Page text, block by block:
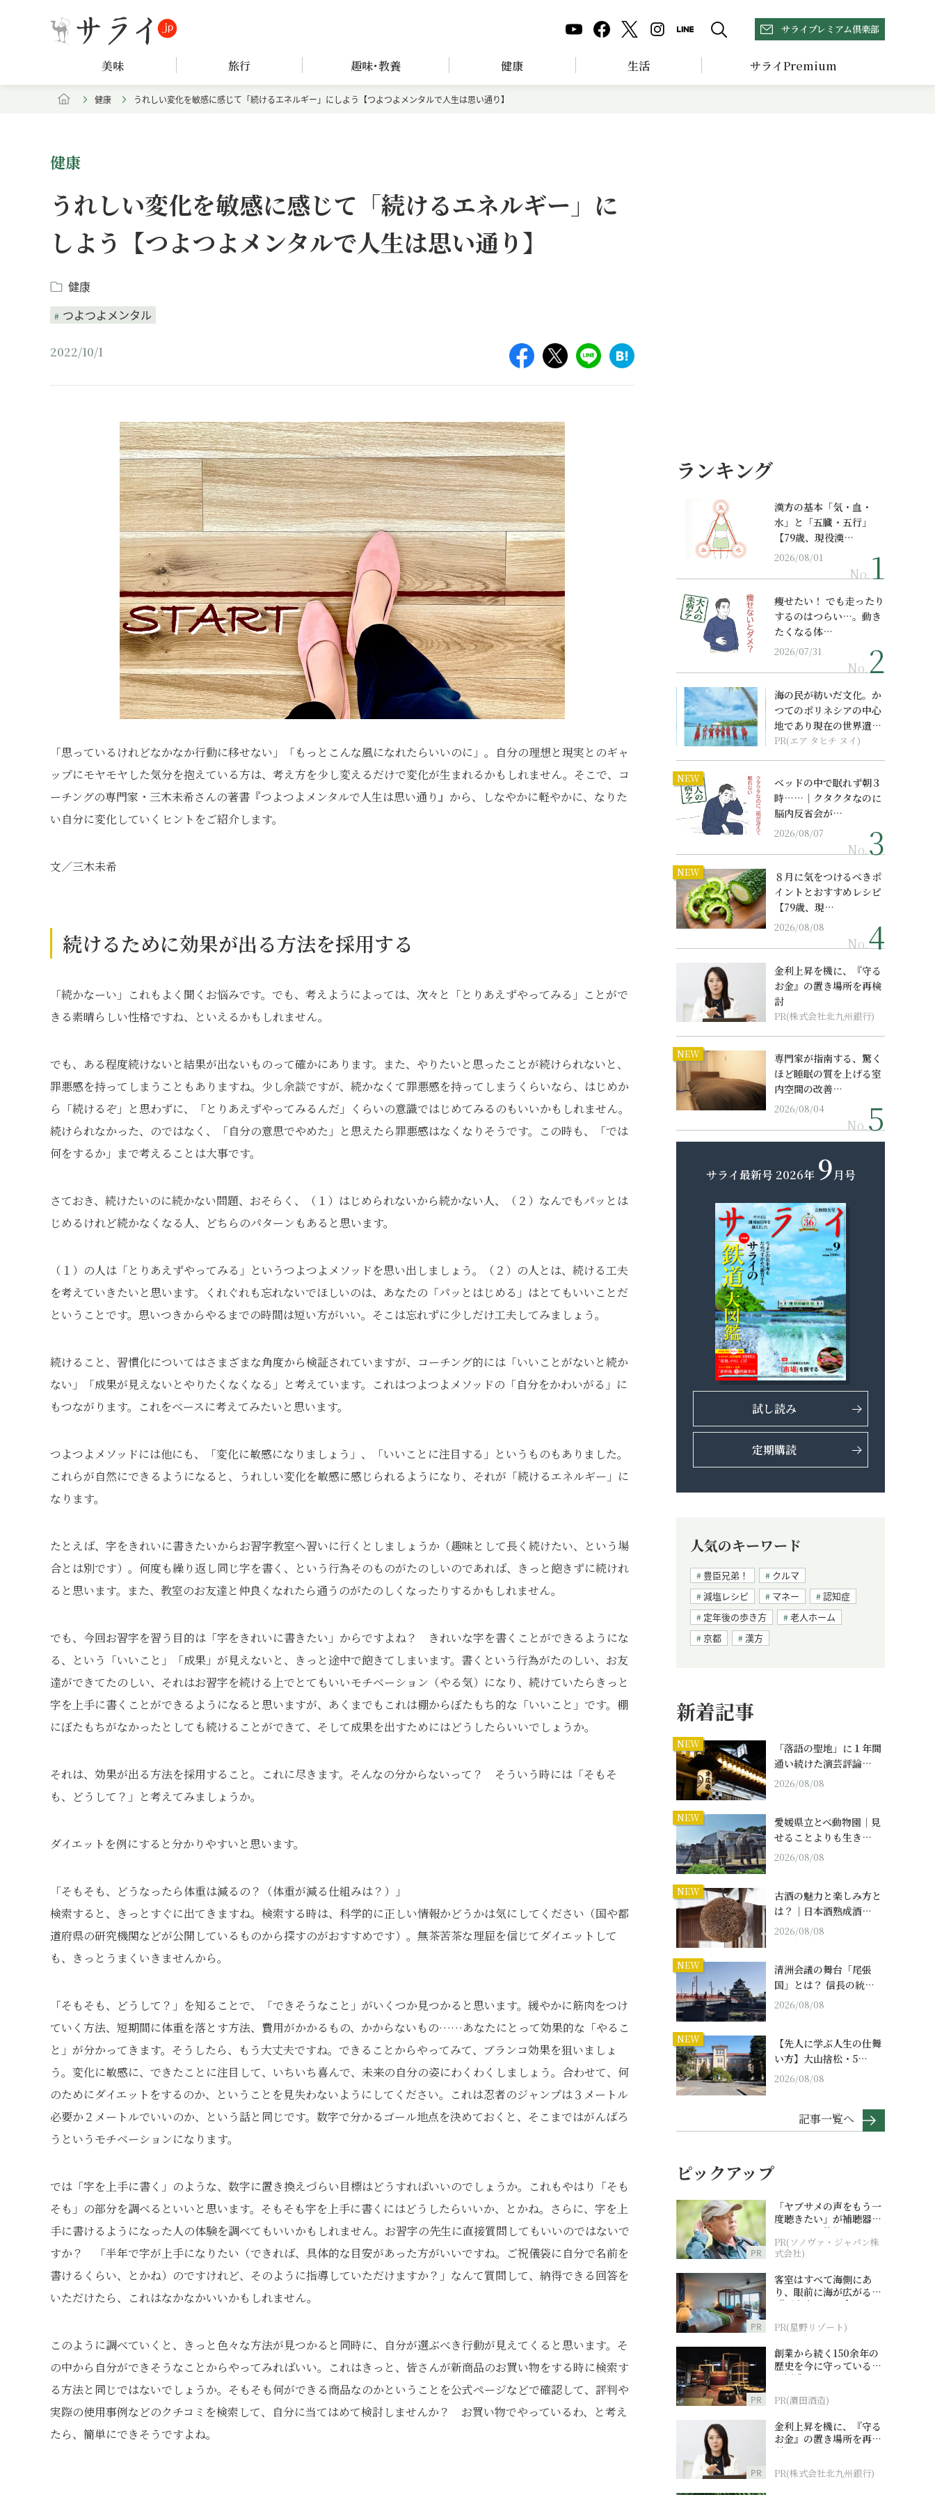
サライプレミアム倶楽部
美味 旅行 趣味･教養 健康 生活 サライPremium
健康 うれしい変化を敏感に感じて「続けるエネルギー」にしよう【つよつよメンタルで人生は思い通り】
健康
うれしい変化を敏感に感じて「続けるエネルギー」に
しよう【つよつよメンタルで人生は思い通り】
健康
つよつよメンタル
2022/10/1
「思っているけれどなかなか行動に移せない」「もっとこんな風になれたらいいのに」。自分の理想と現実とのギャ
ップにモヤモヤした気分を抱えている方は、考え方を少し変えるだけで変化が生まれるかもしれません。そこで、コ
ーチングの専門家・三木未希さんの著書『つよつよメンタルで人生は思い通り』から、しなやかに軽やかに、なりた
い自分に変化していくヒントをご紹介します。
文／三木未希
続けるために効果が出る方法を採用する
「続かなーい」これもよく聞くお悩みです。でも、考えようによっては、次々と「とりあえずやってみる」ことがで
きる素晴らしい性格ですね、といえるかもしれません。
でも、ある程度続けないと結果が出ないものって確かにあります。また、やりたいと思ったことが続けられないと、
罪悪感を持ってしまうこともありますね。少し余談ですが、続かなくて罪悪感を持ってしまうくらいなら、はじめか
ら「続けるぞ」と思わずに、「とりあえずやってみるんだ」くらいの意識ではじめてみるのもいいかもしれません。
続けられなかった、のではなく、「自分の意思でやめた」と思えたら罪悪感はなくなりそうです。この時も、「では
何をするか」まで考えることは大事です。
さておき、続けたいのに続かない問題、おそらく、（１）はじめられないから続かない人、（２）なんでもパッとは
じめるけれど続かなくなる人、どちらのパターンもあると思います。
（１）の人は「とりあえずやってみる」というつよつよメソッドを思い出しましょう。（２）の人とは、続ける工夫
を考えていきたいと思います。くれぐれも忘れないでほしいのは、あなたの「パッとはじめる」はとてもいいことだ
ということです。思いつきからやるまでの時間は短い方がいい。そこは忘れずに少しだけ工夫してみましょう。
続けること、習慣化についてはさまざまな角度から検証されていますが、コーチング的には「いいことがないと続か
ない」「成果が見えないとやりたくなくなる」と考えています。これはつよつよメソッドの「自分をかわいがる」に
もつながります。これをベースに考えてみたいと思います。
つよつよメソッドには他にも、「変化に敏感になりましょう」、「いいことに注目する」というものもありました。
これらが自然にできるようになると、うれしい変化を敏感に感じられるようになり、それが「続けるエネルギー」に
なります。
たとえば、字をきれいに書きたいからお習字教室へ習いに行くとしましょうか（趣味として長く続けたい、という場
合とは別です）。何度も繰り返し同じ字を書く、という行為そのものがたのしいのであれば、きっと飽きずに続けれ
ると思います。また、教室のお友達と仲良くなれたら通うのがたのしくなったりするかもしれません。
でも、今回お習字を習う目的は「字をきれいに書きたい」からですよね？ きれいな字を書くことができるようにな
る、という「いいこと」「成果」が見えないと、きっと途中で飽きてしまいます。書くという行為がたのしい、お友
達ができてたのしい、それはお習字を続ける上でとてもいいモチベーション（やる気）になり、続けていたらきっと
字を上手に書くことができるようになると思いますが、あくまでもこれは棚からぼたもち的な「いいこと」です。棚
にぼたもちがなかったとしても続けることができて、そして成果を出すためにはどうしたらいいでしょうか。
それは、効果が出る方法を採用すること。これに尽きます。そんなの分からないって？ そういう時には「そもそ
も、どうして？」と考えてみましょうか。
ダイエットを例にすると分かりやすいと思います。
「そもそも、どうなったら体重は減るの？（体重が減る仕組みは？）」
検索すると、きっとすぐに出てきますね。検索する時は、科学的に正しい情報かどうかは気にしてください（国や都
道府県の研究機関などが公開しているものから探すのがおすすめです）。無茶苦茶な理屈を信じてダイエットして
も、きっとうまくいきませんから。
「そもそも、どうして？」を知ることで、「できそうなこと」がいくつか見つかると思います。緩やかに筋肉をつけ
ていく方法、短期間に体重を落とす方法、費用がかかるもの、かからないもの……あなたにとって効果的な「やるこ
と」が分かってきます。そうしたら、もう大丈夫ですね。できることからやってみて、ブランコ効果を狙いましょ
う。変化に敏感に、できたことに注目して、いちいち喜んで、未来の自分の姿にわくわくしましょう。合わせて、何
のためにダイエットをするのか、ということを見失わないようにしてください。これは忍者のジャンプは３メートル
必要か２メートルでいいのか、という話と同じです。数字で分かるゴール地点を決めておくと、そこまではがんばろ
うというモチベーションになります。
では「字を上手に書く」のような、数字に置き換えづらい目標はどうすればいいのでしょうか。これもやはり「そも
そも」の部分を調べるといいと思います。そもそも字を上手に書くにはどうしたらいいか、とかね。さらに、字を上
手に書けるようになった人の体験を調べてもいいかもしれません。お習字の先生に直接質問してもいいのではないで
すか？ 「半年で字が上手になりたい（できれば、具体的な目安があった方がいいですね。ご祝儀袋に自分で名前を
書けるくらい、とかね）のですけれど、そのように指導していただけますか？」なんて質問して、納得できる回答を
いただけたら、これはなかなかいいかもしれません。
このように調べていくと、きっと色々な方法が見つかると同時に、自分が選ぶべき行動が見えてくると思います。そ
の中から自分ができそうなことからやってみればいい。これはきっと、皆さんが新商品のお買い物をする時に検索す
る方法と同じではないでしょうか。そもそも何ができる商品なのかということを公式ページなどで確認して、評判や
実際の使用事例などのクチコミを検索して、自分に当てはめて検討しませんか？ お買い物でやっているわ、と考え
たら、簡単にできそうですよね。
ランキング
漢方の基本「気・血・
水」と「五臓・五行」
【79歳、現役漢…
2026/08/01
No.
痩せたい！ でも走ったり
するのはつらい…。動き
たくなる体…
2026/07/31
No.
海の民が紡いだ文化。か
つてのポリネシアの中心
地であり現在の世界遺産
からみえてくる...
PR(エア タヒチ ヌイ)
NEW
ベッドの中で眠れず朝３
時……｜クタクタなのに
脳内反省会が…
2026/08/07
No.
NEW
８月に気をつけるべきポ
イントとおすすめレシピ
【79歳、現…
2026/08/08
No.
金利上昇を機に、『守る
お金』の置き場所を再検
討
PR(株式会社北九州銀行)
NEW
専門家が指南する、驚く
ほど睡眠の質を上げる室
内空間の改善…
2026/08/04
No.
サライ最新号 2026年 9月号
試し読み
定期購読
人気のキーワード
豊臣兄弟！
クルマ
減塩レシピ
マネー
認知症
定年後の歩き方
老人ホーム
京都
漢方
新着記事
NEW
「落語の聖地」に１年間
通い続けた演芸評論…
2026/08/08
NEW
愛媛県立とべ動物園｜見
せることよりも生き…
2026/08/08
NEW
古酒の魅力と楽しみ方と
は？｜日本酒熟成酒…
2026/08/08
NEW
清洲会議の舞台「尾張
国」とは？ 信長の統…
2026/08/08
NEW
【先人に学ぶ人生の仕舞
い方】大山捨松・5…
2026/08/08
記事一覧へ
ピックアップ
PR
「ヤブサメの声をもう一
度聴きたい」が補聴器チ
ャレンジの後押しに
PR(ソノヴァ・ジャパン株
式会社)
PR
客室はすべて海側にあ
り、眼前に海が広がる
『西表島ホテル by 星野
PR(星野リゾート)
PR
創業から続く150余年の
歴史を今に守っている濵
田酒造
PR(濵田酒造)
PR
金利上昇を機に、『守る
お金』の置き場所を再検
討
PR(株式会社北九州銀行)